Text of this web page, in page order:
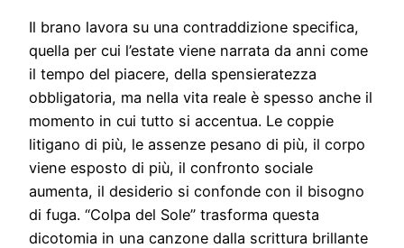
Il brano lavora su una contraddizione specifica,
quella per cui l’estate viene narrata da anni come
il tempo del piacere, della spensieratezza
obbligatoria, ma nella vita reale è spesso anche il
momento in cui tutto si accentua. Le coppie
litigano di più, le assenze pesano di più, il corpo
viene esposto di più, il confronto sociale
aumenta, il desiderio si confonde con il bisogno
di fuga. “Colpa del Sole” trasforma questa
dicotomia in una canzone dalla scrittura brillante